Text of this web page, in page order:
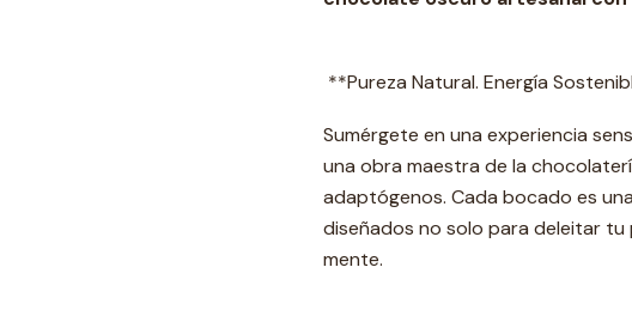
**Pureza Natural. Energía
Sumérgete en una experiencia
una obra maestra de la
adaptógenos. Cada bocado es
diseñados no solo para deleitar
mente.